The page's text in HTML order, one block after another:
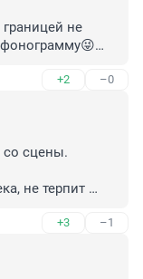
не
+2 –0
со сцены.
не терпит
и ушел
на прощальных
+3 –1